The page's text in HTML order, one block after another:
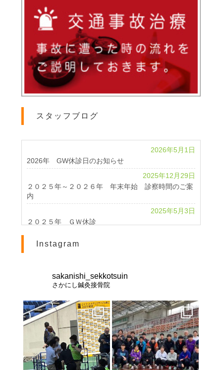
スタッフブログ
2026年5月1日
2026年 GW休診日のお知らせ
2025年12月29日
２０２５年～２０２６年 年末年始 診察時間のご案
内
2025年5月3日
２０２５年 ＧＷ休診
2024 GWのお知らせ
休診のお知らせ
北海道インターハイ２０２３ 棒高跳び 男女優勝
2023年2月28日
交通事故治療は《さかにし鍼灸接骨院》へ
2021年8月21日
お盆休みのお知らせ
2021年8月10日
Instagram
sakanishi_sekkotsuin
さかにし鍼灸接骨院